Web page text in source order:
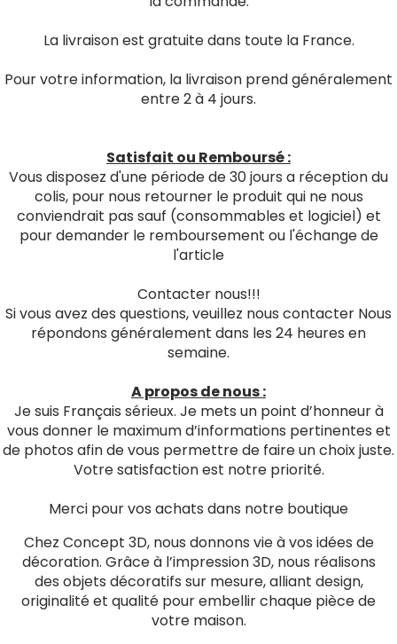
La livraison est gratuite dans toute la France.
Pour votre information, la livraison prend généralement
entre 2 à 4 jours.
Satisfait ou Remboursé :
Vous disposez d'une période de 30 jours a réception du
colis, pour nous retourner le produit qui ne nous
conviendrait pas sauf (consommables et logiciel) et
pour demander le remboursement ou l'échange de
l'article
Contacter nous!!!
Si vous avez des questions, veuillez nous contacter Nous
répondons généralement dans les 24 heures en
semaine.
A propos de nous :
Je suis Français sérieux. Je mets un point d’honneur à
vous donner le maximum d’informations pertinentes et
de photos afin de vous permettre de faire un choix juste.
Votre satisfaction est notre priorité.
Merci pour vos achats dans notre boutique
Chez Concept 3D, nous donnons vie à vos idées de
décoration. Grâce à l’impression 3D, nous réalisons
des objets décoratifs sur mesure, alliant design,
originalité et qualité pour embellir chaque pièce de
votre maison.